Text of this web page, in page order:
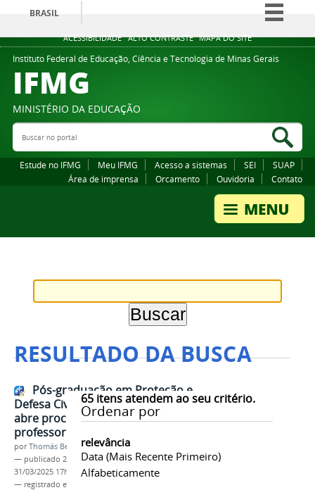
ACESSIBILIDADE ALTO CONTRASTE MAPA DO SITE
BRASIL
Simplifique!
Comunica BR
Legislação
Instituto Federal de Educação, Ciência e Tecnologia de Minas Gerais
IFMG
MINISTÉRIO DA EDUCAÇÃO
Buscar no portal
Estude no IFMG Meu IFMG Acesso a sistemas SEI
SUAP
Área de imprensa
Orcamento Ouvidoria Contato
RESULTADO DA BUSCA
65itens atendem ao seu critério.
Ordenar por
relevância
Data (mais Recente Primeiro)
Alfabeticamente
Pós-graduação em Proteção e
Defesa Civil: Campus Santa Luzia
abre processo seletivo para
professor voluntário
porThomás Bertozzi de Oliveira e Sousa Leão
— publicado 21/02/2025 —última modificação
31/03/2025 17h39
— registrado em: